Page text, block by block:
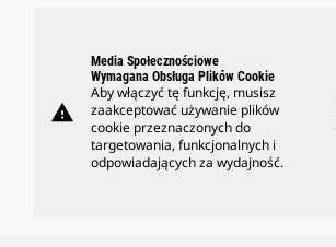
warning
Media Społecznościowe
Wymagana Obsługa Plików Cookie
Aby włączyć tę funkcję, musisz
zaakceptować używanie plików
cookie przeznaczonych do
targetowania, funkcjonalnych i
odpowiadających za wydajność.